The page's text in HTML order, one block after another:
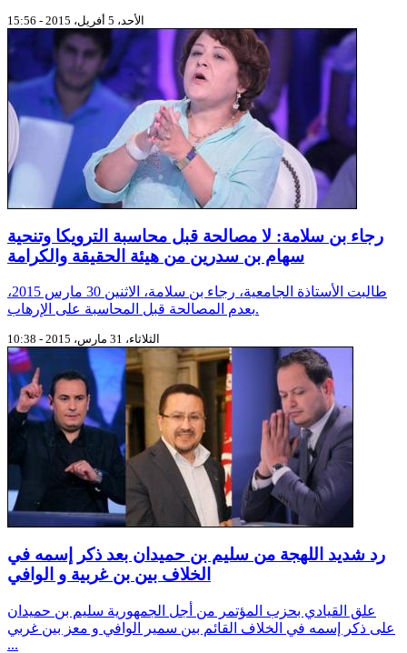
الأحد، 5 أفريل، 2015 - 15:56
رجاء بن سلامة: لا مصالحة قبل محاسبة الترويكا وتنحية
سهام بن سدرين من هيئة الحقيقة والكرامة
طالبت الأستاذة الجامعية، رجاء بن سلامة، الاثنين 30 مارس 2015،
بعدم المصالحة قبل المحاسبة على الإرهاب.
الثلاثاء، 31 مارس، 2015 - 10:38
رد شديد اللهجة من سليم بن حميدان بعد ذكر إسمه في
الخلاف بين بن غربية و الوافي
علق القيادي بحزب المؤتمر من أجل الجمهورية سليم بن حميدان
على ذكر إسمه في الخلاف القائم بين سمير الوافي و معز بين غربي
...